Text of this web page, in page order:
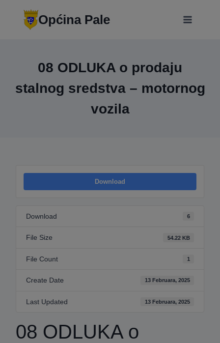
Općina Pale
08 ODLUKA o prodaju
stalnog sredstva – motornog
vozila
Download
Download 6
File Size 54.22 KB
File Count 1
Create Date 13 Februara, 2025
Last Updated 13 Februara, 2025
08 ODLUKA o